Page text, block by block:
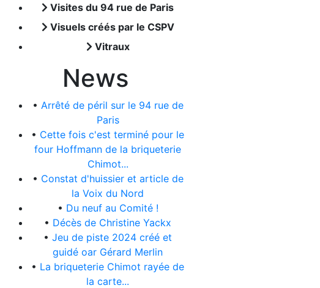
Visites du 94 rue de Paris
Visuels créés par le CSPV
Vitraux
News
• Arrêté de péril sur le 94 rue de
Paris
• Cette fois c'est terminé pour le
four Hoffmann de la briqueterie
Chimot...
• Constat d'huissier et article de
la Voix du Nord
• Du neuf au Comité !
• Décès de Christine Yackx
• Jeu de piste 2024 créé et
guidé oar Gérard Merlin
• La briqueterie Chimot rayée de
la carte...